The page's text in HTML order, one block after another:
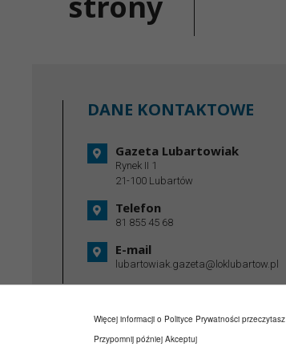
DANE KONTAKTOWE
Gazeta Lubartowiak
Rynek II 1
21-100 Lubartów
Telefon
81 855 45 68
E-mail
lubartowiak.gazeta@loklubartow.pl
Więcej informacji o Polityce Prywatności przeczytasz
Przypomnij później Akceptuj